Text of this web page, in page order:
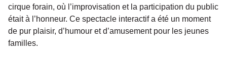
cirque forain, où l’improvisation et la participation du public
était à l’honneur. Ce spectacle interactif a été un moment
de pur plaisir, d’humour et d’amusement pour les jeunes
familles.